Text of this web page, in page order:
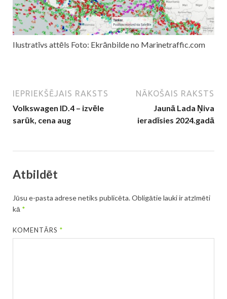
Ilustratīvs attēls Foto: Ekrānbilde no Marinetraffic.com
IEPRIEKŠĒJAIS RAKSTS
Volkswagen ID.4 – izvēle
sarūk, cena aug
NĀKOŠAIS RAKSTS
Jaunā Lada Ņiva
ieradīsies 2024.gadā
Atbildēt
Jūsu e-pasta adrese netiks publicēta.Obligātie lauki ir atzīmēti
kā *
KOMENTĀRS*